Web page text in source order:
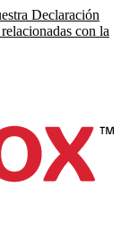
Declaración
con la